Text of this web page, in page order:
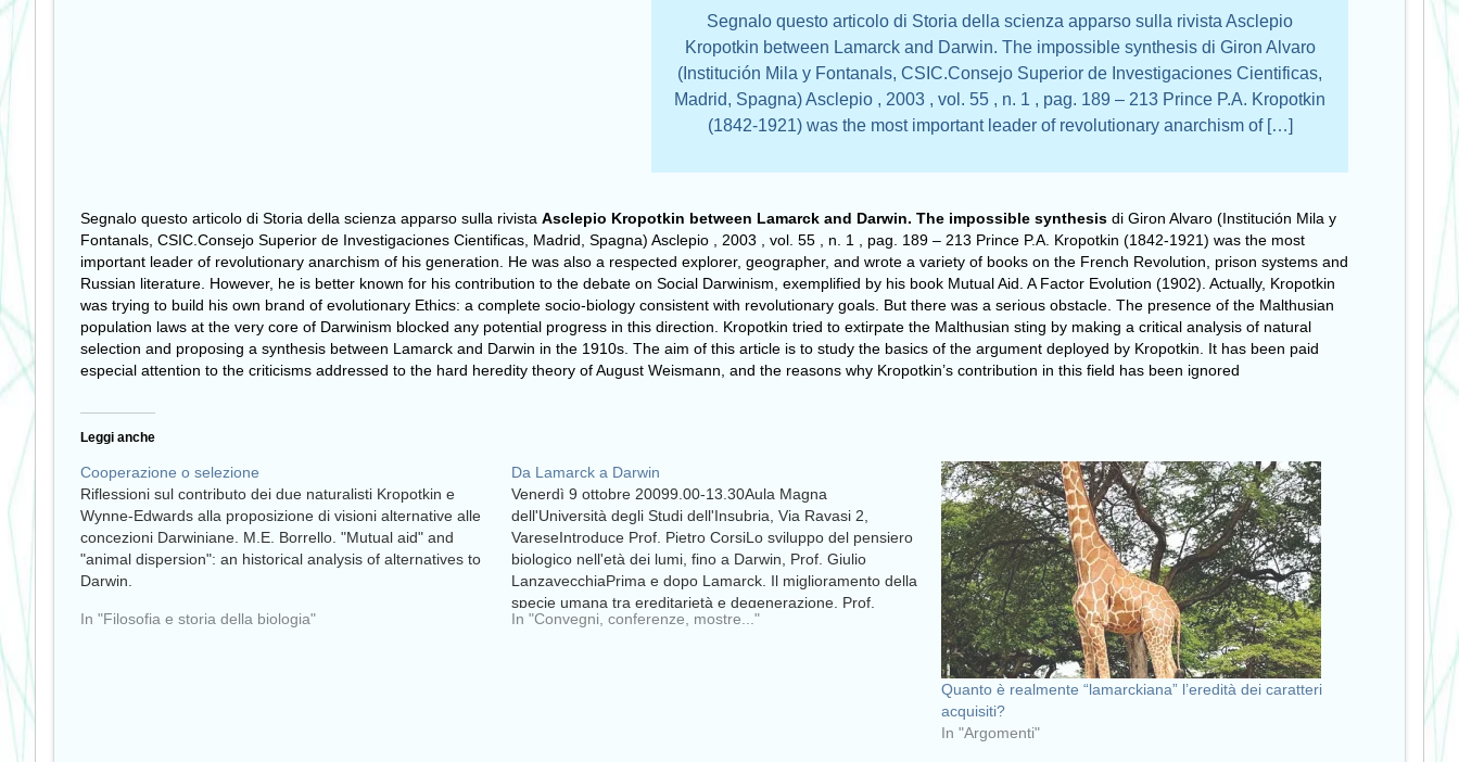
Segnalo questo articolo di Storia della scienza apparso sulla rivista Asclepio
Kropotkin between Lamarck and Darwin. The impossible synthesis di Giron Alvaro
(Institución Mila y Fontanals, CSIC.Consejo Superior de Investigaciones Cientificas,
Madrid, Spagna) Asclepio , 2003 , vol. 55 , n. 1 , pag. 189 – 213 Prince P.A. Kropotkin
(1842-1921) was the most important leader of revolutionary anarchism of […]
Segnalo questo articolo di Storia della scienza apparso sulla rivista Asclepio Kropotkin between Lamarck and Darwin. The impossible synthesis di Giron Alvaro (Institución Mila y
Fontanals, CSIC.Consejo Superior de Investigaciones Cientificas, Madrid, Spagna) Asclepio , 2003 , vol. 55 , n. 1 , pag. 189 – 213 Prince P.A. Kropotkin (1842-1921) was the most
important leader of revolutionary anarchism of his generation. He was also a respected explorer, geographer, and wrote a variety of books on the French Revolution, prison systems and
Russian literature. However, he is better known for his contribution to the debate on Social Darwinism, exemplified by his book Mutual Aid. A Factor Evolution (1902). Actually, Kropotkin
was trying to build his own brand of evolutionary Ethics: a complete socio-biology consistent with revolutionary goals. But there was a serious obstacle. The presence of the Malthusian
population laws at the very core of Darwinism blocked any potential progress in this direction. Kropotkin tried to extirpate the Malthusian sting by making a critical analysis of natural
selection and proposing a synthesis between Lamarck and Darwin in the 1910s. The aim of this article is to study the basics of the argument deployed by Kropotkin. It has been paid
especial attention to the criticisms addressed to the hard heredity theory of August Weismann, and the reasons why Kropotkin’s contribution in this field has been ignored
Leggi anche
Cooperazione o selezione
Riflessioni sul contributo dei due naturalisti Kropotkin e
Wynne-Edwards alla proposizione di visioni alternative alle
concezioni Darwiniane. M.E. Borrello. "Mutual aid" and
"animal dispersion": an historical analysis of alternatives to
Darwin.
In "Filosofia e storia della biologia"
Da Lamarck a Darwin
Venerdì 9 ottobre 20099.00-13.30Aula Magna
dell'Università degli Studi dell'Insubria, Via Ravasi 2,
VareseIntroduce Prof. Pietro CorsiLo sviluppo del pensiero
biologico nell'età dei lumi, fino a Darwin, Prof. Giulio
LanzavecchiaPrima e dopo Lamarck. Il miglioramento della
specie umana tra ereditarietà e degenerazione, Prof.
Germana ParetiLa "Teoria della Terra" di Lamarck, Prof.…
In "Convegni, conferenze, mostre..."
Quanto è realmente “lamarckiana” l’eredità dei caratteri
acquisiti?
In "Argomenti"